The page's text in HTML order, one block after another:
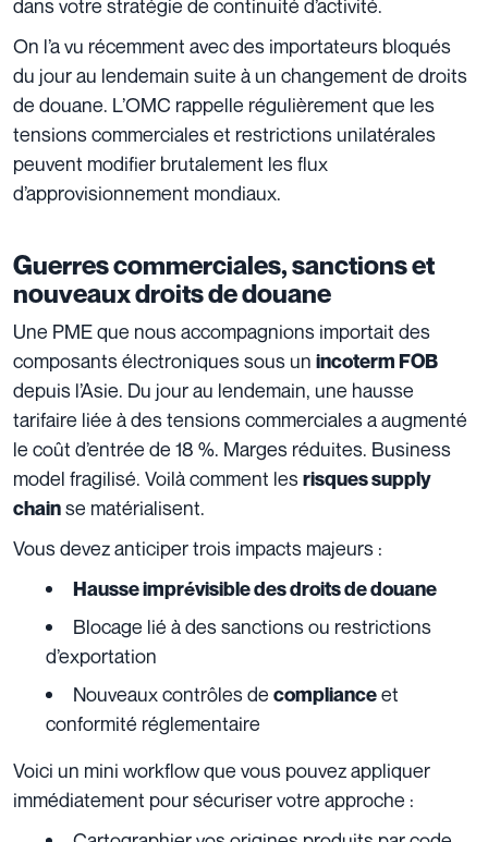
dans votre stratégie de continuité d’activité.
On l’a vu récemment avec des importateurs bloqués
du jour au lendemain suite à un changement de droits
de douane. L’OMC rappelle régulièrement que les
tensions commerciales et restrictions unilatérales
peuvent modifier brutalement les flux
d’approvisionnement mondiaux.
Guerres commerciales, sanctions et
nouveaux droits de douane
Une PME que nous accompagnions importait des
composants électroniques sous un incoterm FOB
depuis l’Asie. Du jour au lendemain, une hausse
tarifaire liée à des tensions commerciales a augmenté
le coût d’entrée de 18 %. Marges réduites. Business
model fragilisé. Voilà comment lesrisques supply
chainse matérialisent.
Vous devez anticiper trois impacts majeurs :
Hausse imprévisible des droits de douane
Blocage lié à des sanctions ou restrictions
d’exportation
Nouveaux contrôles de complianceet
conformité réglementaire
Voici un mini workflow que vous pouvez appliquer
immédiatement pour sécuriser votre approche :